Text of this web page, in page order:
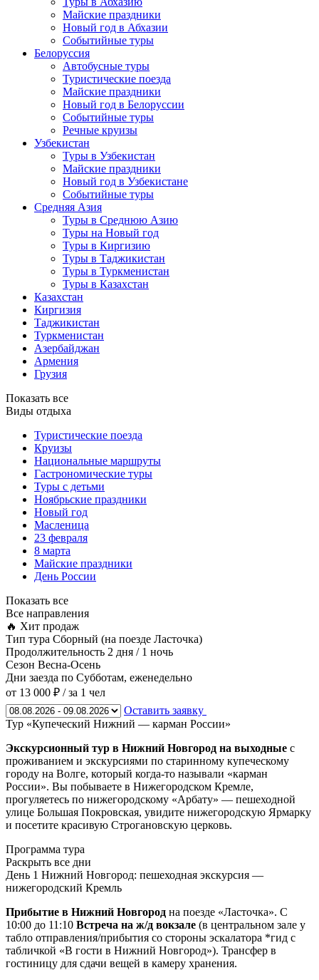
Майские праздники
Новый год в Абхазии
Событийные туры
Белоруссия
Автобусные туры
Туристические поезда
Майские праздники
Новый год в Белоруссии
Событийные туры
Речные круизы
Узбекистан
Туры в Узбекистан
Майские праздники
Новый год в Узбекистане
Событийные туры
Средняя Азия
Туры в Среднюю Азию
Туры на Новый год
Туры в Киргизию
Туры в Таджикистан
Туры в Туркменистан
Туры в Казахстан
Казахстан
Киргизия
Таджикистан
Туркменистан
Азербайджан
Армения
Грузия
Показать все
Виды отдыха
Туристические поезда
Круизы
Национальные маршруты
Гастрономические туры
Туры с детьми
Ноябрьские праздники
Новый год
Масленица
23 февраля
8 марта
Майские праздники
День России
Показать все
Все направления
🔥 Хит продаж
Тип тура Сборный (на поезде Ласточка)
Продолжительность 2 дня / 1 ночь
Сезон Весна-Осень
Дни заезда по Субботам, еженедельно
от 13 000 ₽ / за 1 чел
Оставить заявку
Тур «Купеческий Нижний — карман России»
Экскурсионный тур в Нижний Новгород на выходные с
проживанием и экскурсиями по старинному купеческому
городу на Волге, который когда-то называли «карман
России». Вы побываете в Нижегородском Кремле,
прогуляетесь по нижегородскому «Арбату» — пешеходной
улице Большая Покровская, увидите нижегородскую Ярмарку
и посетите красивую Строгановскую церковь.
Программа тура
Раскрыть все дни
День 1 Нижний Новгород: пешеходная экскурсия —
нижегородский Кремль
Прибытие в Нижний Новгород на поезде «Ласточка». С
10:00 до 11:10 Встреча на ж/д вокзале (в центральном зале у
табло отправления/прибытия со стороны эскалатора *гид с
табличкой «В гости в Нижний Новгород»). Трансфер в
гостиницу для сдачи вещей в камеру хранения.